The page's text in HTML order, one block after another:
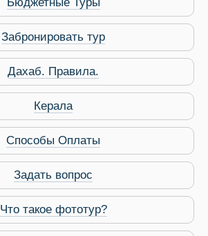
Забронировать тур
Дахаб. Правила.
Керала
Способы Оплаты
Задать вопрос
Что такое фототур?